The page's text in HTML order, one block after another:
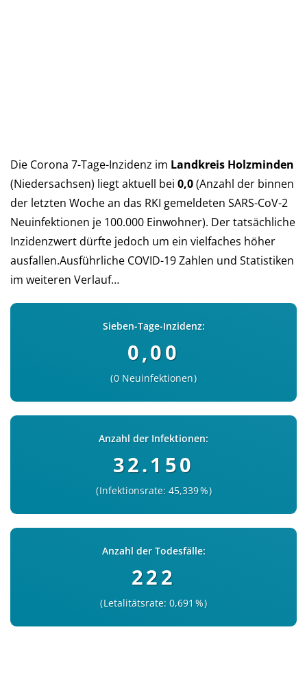
Die Corona 7-Tage-Inzidenz im Landkreis Holzminden
(Nie­der­sach­sen) liegt aktu­ell bei 0,0(An­zahl der bin­nen
der letz­ten Woche an das RKI ge­mel­deten SARS-CoV-2
Neu­in­fek­tio­nen je 100.000 Ein­woh­ner). Der tat­säch­liche
In­zi­denz­wert dürf­te je­doch um ein viel­faches höher
aus­fal­len.Aus­führ­liche COVID-19 Zah­len und Sta­tis­ti­ken
im wei­teren Verlauf…
Sieben-Tage-Inzidenz:
0,00
0 Neuinfektionen
Anzahl der Infektionen:
32.150
Infektionsrate: 45,339 %
Anzahl der Todesfälle:
222
Letalitätsrate: 0,691 %